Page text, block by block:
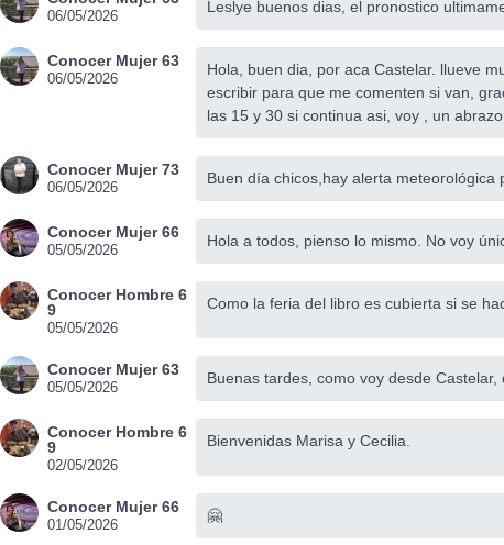
06/05/2026
Leslye buenos dias, el pronostico
Conocer Mujer 63
06/05/2026
Hola, buen dia, por aca Castelar. llueve
escribir para que me comenten si van,
las 15 y 30 si continua asi, voy , un
Conocer Mujer 73
06/05/2026
Buen día chicos,hay alerta meteorológica
Conocer Mujer 66
05/05/2026
Hola a todos, pienso lo mismo. No voy
Conocer Hombre 6
9
05/05/2026
Como la feria del libro es cubierta si se
Conocer Mujer 63
05/05/2026
Buenas tardes, como voy desde
Conocer Hombre 6
9
02/05/2026
Bienvenidas Marisa y Cecilia.
Conocer Mujer 66
01/05/2026
🤗